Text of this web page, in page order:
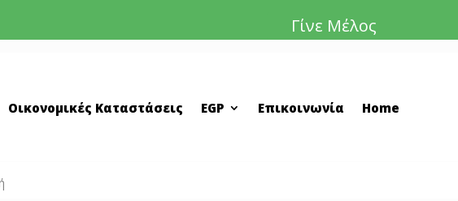
Γίνε Μέλος
Οικονομικές Καταστάσεις EGP Επικοινωνία Home